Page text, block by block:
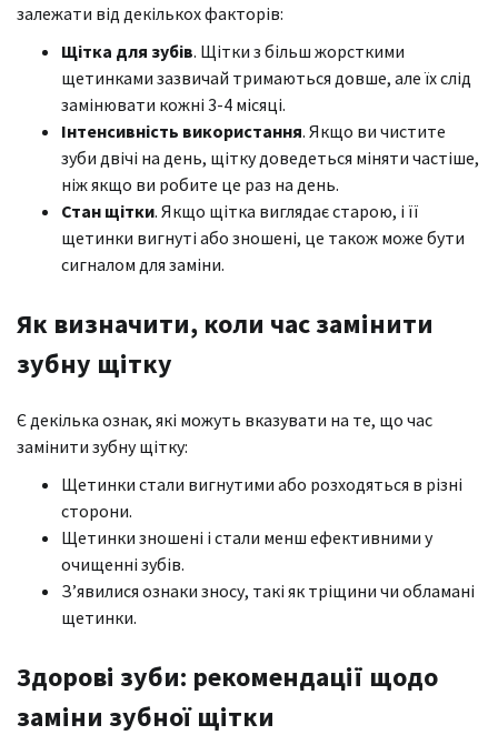
залежати від декількох факторів:
Щітка для зубів. Щітки з більш жорсткими
щетинками зазвичай тримаються довше, але їх слід
замінювати кожні 3-4 місяці.
Інтенсивність використання. Якщо ви чистите
зуби двічі на день, щітку доведеться міняти частіше,
ніж якщо ви робите це раз на день.
Стан щітки. Якщо щітка виглядає старою, і її
щетинки вигнуті або зношені, це також може бути
сигналом для заміни.
Як визначити, коли час замінити
зубну щітку
Є декілька ознак, які можуть вказувати на те, що час
замінити зубну щітку:
Щетинки стали вигнутими або розходяться в різні
сторони.
Щетинки зношені і стали менш ефективними у
очищенні зубів.
З’явилися ознаки зносу, такі як тріщини чи обламані
щетинки.
Здорові зуби: рекомендації щодо
заміни зубної щітки